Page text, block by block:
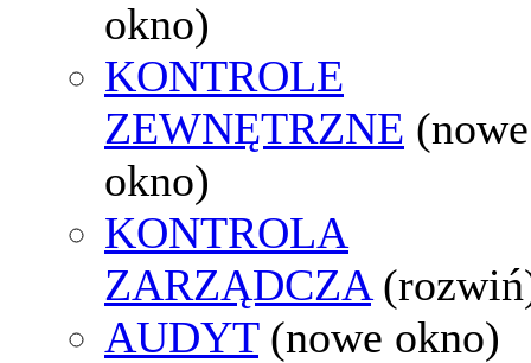
okno)
KONTROLE
ZEWNĘTRZNE (nowe
okno)
KONTROLA
ZARZĄDCZA
AUDYT (nowe okno)